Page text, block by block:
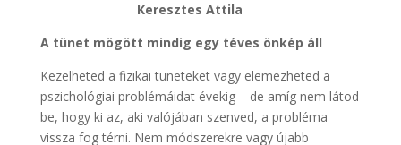
Keresztes Attila
A tünet mögött mindig egy téves önkép áll
Kezelheted a fizikai tüneteket vagy elemezheted a
pszichológiai problémáidat évekig – de amíg nem látod
be, hogy ki az, aki valójában szenved, a probléma
vissza fog térni. Nem módszerekre vagy újabb